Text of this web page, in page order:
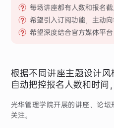
每场讲座都有人数和报名
希望引入订阅功能，主动
希望深度结合官方媒体平
根据不同讲座主题设计
自动把控报名人数和时间
光华管理学院开展的讲座、论
关注。